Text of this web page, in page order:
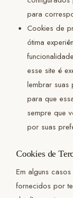
para
Cookies de
ótima
esse site é
lembrar suas
para que
sempre que
por suas
Cookies de
Em alguns
fornecidos por